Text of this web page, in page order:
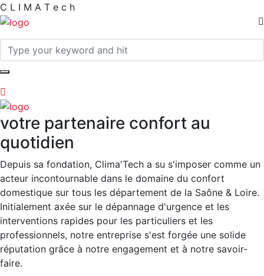
C L I M A T e c h
votre partenaire confort au
quotidien
Depuis sa fondation, Clima'Tech a su s'imposer comme un
acteur incontournable dans le domaine du confort
domestique sur tous les département de la Saône & Loire.
Initialement axée sur le dépannage d'urgence et les
interventions rapides pour les particuliers et les
professionnels, notre entreprise s'est forgée une solide
réputation grâce à notre engagement et à notre savoir-
faire.